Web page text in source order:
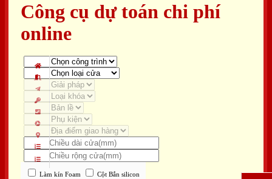
Công cụ dự toán chi phí
online
Làm kín Foam Cột Bắn silicon